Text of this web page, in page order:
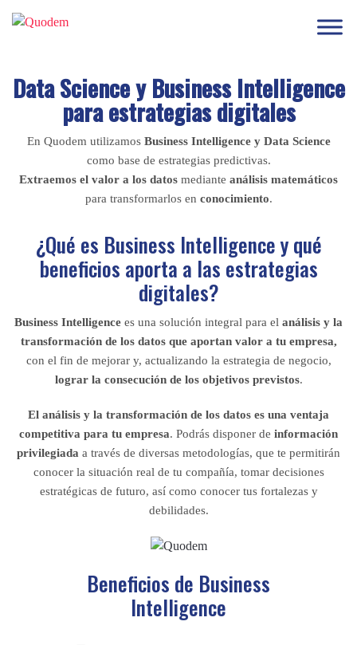
Data Science y Business Intelligence
para estrategias digitales
En Quodem utilizamos Business Intelligence y Data Science
como base de estrategias predictivas.
Extraemos el valor a los datos mediante análisis matemáticos
para transformarlos en conocimiento.
¿Qué es Business Intelligence y qué
beneficios aporta a las estrategias
digitales?
Business Intelligence es una solución integral para el análisis y la
transformación de los datos que aportan valor a tu empresa,
con el fin de mejorar y, actualizando la estrategia de negocio,
lograr la consecución de los objetivos previstos.
El análisis y la transformación de los datos es una ventaja
competitiva para tu empresa. Podrás disponer de información
privilegiada a través de diversas metodologías, que te permitirán
conocer la situación real de tu compañía, tomar decisiones
estratégicas de futuro, así como conocer tus fortalezas y
debilidades.
Beneficios de Business
Intelligence